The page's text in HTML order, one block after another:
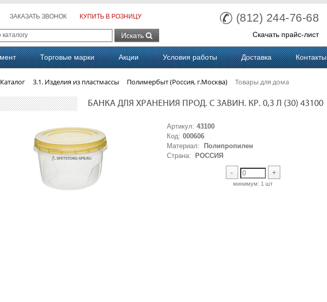
ЗАКАЗАТЬ ЗВОНОК КУПИТЬ В РОЗНИЦУ
Искать
(812) 244-76-68
Скачать прайс-лист
Торговые марки Акции Условия работы Доставка Контакты
Каталог 3.1. Изделия из пластмассы Полимербыт (Россия, г.Москва) Товары для дома
БАНКА ДЛЯ ХРАНЕНИЯ ПРОД. С ЗАВИН. КР. 0,3 Л (30) 43100
Артикул:43100
Код:000606
Материал:
Полипропилен
Страна:
РОССИЯ
- +
минимум: 1 шт